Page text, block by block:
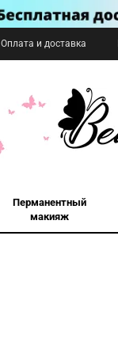
Оплата и доставка
Перманентный
макияж